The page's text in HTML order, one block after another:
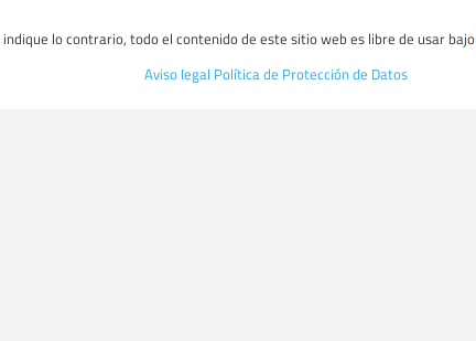
lo contrario, todo el contenido de este sitio web es libre de usar bajo
Aviso legal Política de Protección de Datos